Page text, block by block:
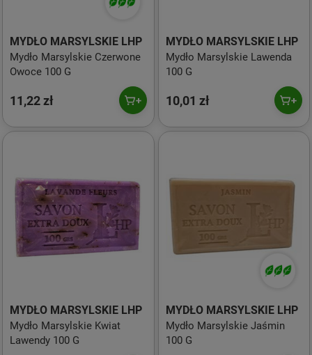
MYDŁO MARSYLSKIE LHP
Mydło Marsylskie Czerwone
Owoce 100 G
11,22 zł
MYDŁO MARSYLSKIE LHP
Mydło Marsylskie Lawenda
100 G
10,01 zł
MYDŁO MARSYLSKIE LHP
Mydło Marsylskie Kwiat
Lawendy 100 G
MYDŁO MARSYLSKIE LHP
Mydło Marsylskie Jaśmin
100 G